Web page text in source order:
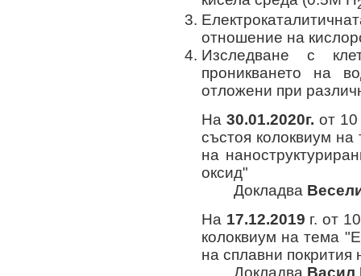
отношение на
Изследване с
проникването на
отложени при
На 30.01.2020г. от 10
състоя колоквиум
на
оксид"
Докладва
На 17.12.2019 г. от 10
колоквиум на тема
на сплавни
Докладва Васил